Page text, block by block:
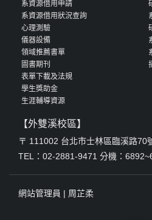
系資源借用申請
系資源借用狀況查詢
心理測驗
儀器設備
領域推薦書單
圖書期刊
表單下載及法規
學生獎助金
生涯輔導資源
【外雙溪校區】
〒 111002 台北市士林區臨溪路70
TEL：02-2881-9471 分機：
網站管理員 | 周芷柔